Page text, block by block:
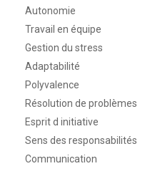
Autonomie
Travail en équipe
Gestion du stress
Adaptabilité
Polyvalence
Résolution de problèmes
Esprit d initiative
Sens des responsabilités
Communication